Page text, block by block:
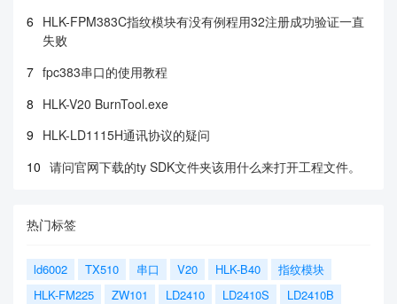
6 HLK-FPM383C指纹模块有没有例程用32注册成功验证一直
失败
7 fpc383串口的使用教程
8 HLK-V20 BurnTool.exe
9 HLK-LD1115H通讯协议的疑问
10 请问官网下载的ty SDK文件夹该用什么来打开工程文件。
热门标签
ld6002 TX510 串口 V20 HLK-B40
指纹模块
HLK-FM225
ZW101 LD2410 LD2410S
LD2410B